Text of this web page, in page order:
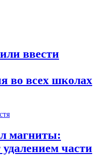
ввести
во всех школах
магниты:
удалением части